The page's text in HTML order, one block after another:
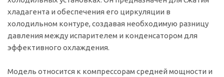
хладагента и обеспечения его циркуляции в
холодильном контуре, создавая необходимую разницу
давления между испарителем и конденсатором для
эффективного охлаждения.
Модель относится к компрессорам средней мощности и